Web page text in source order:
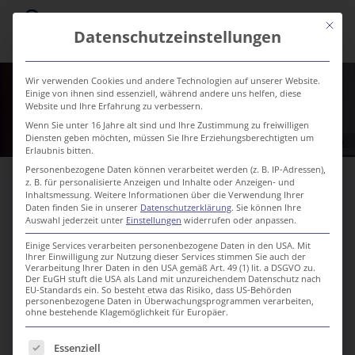
Covid-Impfung
13. Oktober 2025
Mit
Datenschutzeinstellungen
Wir verwenden Cookies und andere Technologien auf unserer Website.
Einige von ihnen sind essenziell, während andere uns helfen, diese
Website und Ihre Erfahrung zu verbessern.
Wenn Sie unter 16 Jahre alt sind und Ihre Zustimmung zu freiwilligen
Diensten geben möchten, müssen Sie Ihre Erziehungsberechtigten um
Erlaubnis bitten.
Personenbezogene Daten können verarbeitet werden (z. B. IP-Adressen),
z. B. für personalisierte Anzeigen und Inhalte oder Anzeigen- und
Inhaltsmessung. Weitere Informationen über die Verwendung Ihrer
Daten finden Sie in unserer Datenschutzerklärung. Sie können Ihre
Auswahl jederzeit unter Einstellungen widerrufen oder anpassen.
Einige Services verarbeiten personenbezogene Daten in den USA. Mit
Ihrer Einwilligung zur Nutzung dieser Services stimmen Sie auch der
Verarbeitung Ihrer Daten in den USA gemäß Art. 49 (1) lit. a DSGVO zu.
Der EuGH stuft die USA als Land mit unzureichendem Datenschutz nach
EU-Standards ein. So besteht etwa das Risiko, dass US-Behörden
personenbezogene Daten in Überwachungsprogrammen verarbeiten,
ohne bestehende Klagemöglichkeit für Europäer.
Es folgt eine Liste der Service-Gruppen, für die eine
Essenziell